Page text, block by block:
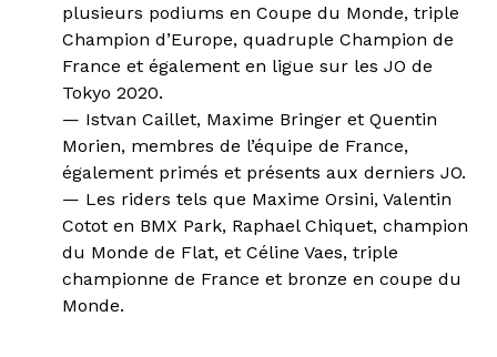
plusieurs podiums en Coupe du Monde, triple
Champion d’Europe, quadruple Champion de
France et également en ligue sur les JO de
Tokyo 2020.
— Istvan Caillet, Maxime Bringer et Quentin
Morien, membres de l’équipe de France,
également primés et présents aux derniers JO.
— Les riders tels que Maxime Orsini, Valentin
Cotot en BMX Park, Raphael Chiquet, champion
du Monde de Flat, et Céline Vaes, triple
championne de France et bronze en coupe du
Monde.